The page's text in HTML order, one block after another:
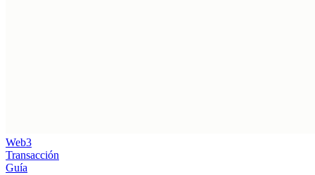
Web3
Transacción
Guía